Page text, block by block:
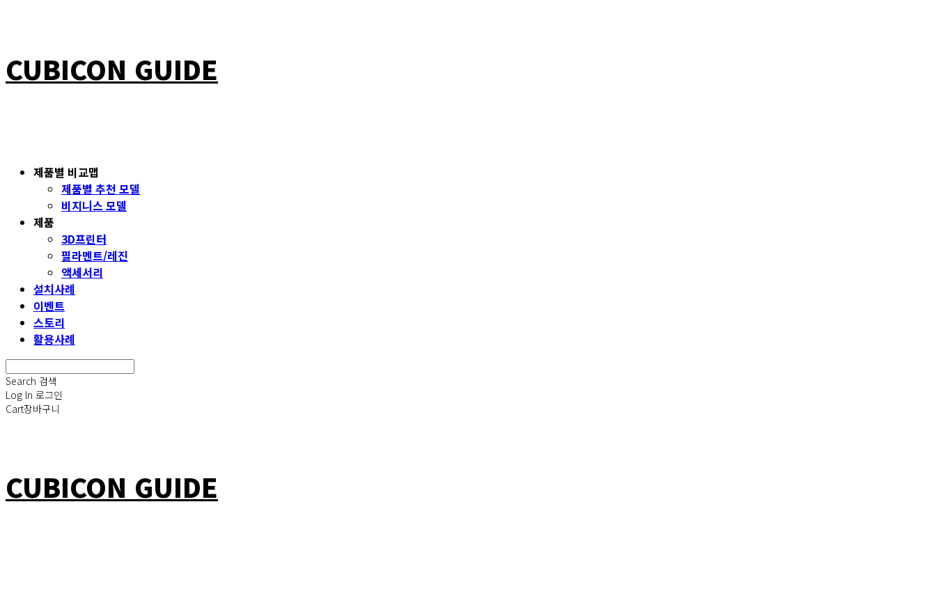
CUBICON GUIDE
제품별 비교맵
제품별 추천 모델
비지니스 모델
제품
3D프린터
필라멘트/레진
액세서리
설치사례
이벤트
스토리
활용사례
Search 검색
Log In 로그인
Cart장바구니
CUBICON GUIDE